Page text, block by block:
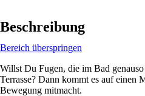
Beschreibung
Bereich überspringen
Willst Du Fugen, die im Bad
Terrasse? Dann kommt es auf einen
Bewegung mitmacht.